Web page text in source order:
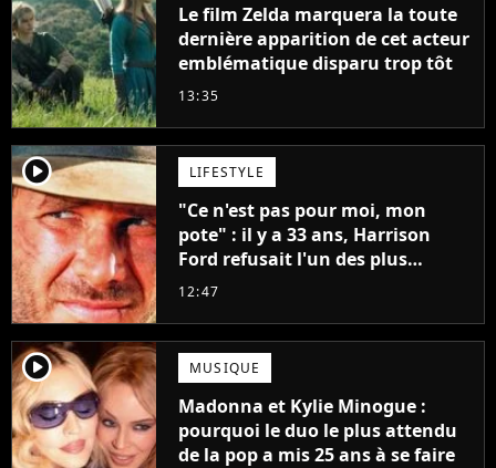
Le film Zelda marquera la toute
dernière apparition de cet acteur
emblématique disparu trop tôt
13:35
player2 LIFESTYLE
"Ce n'est pas pour moi, mon
pote" : il y a 33 ans, Harrison
Ford refusait l'un des plus
grands succès de tous les temps
12:47
player2 MUSIQUE
Madonna et Kylie Minogue :
pourquoi le duo le plus attendu
de la pop a mis 25 ans à se faire